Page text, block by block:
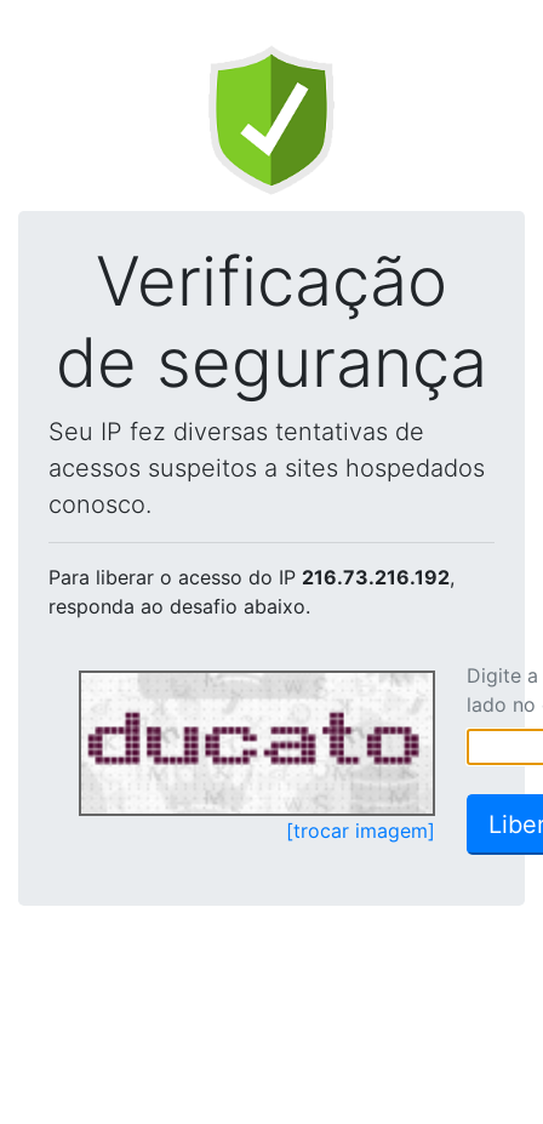
Verificação
de segurança
Seu IP fez diversas tentativas de
acessos suspeitos a sites hospedados
conosco.
Para liberar o acesso do IP 216.73.216.192,
responda ao desafio abaixo.
[trocar imagem]
Digite
lado no